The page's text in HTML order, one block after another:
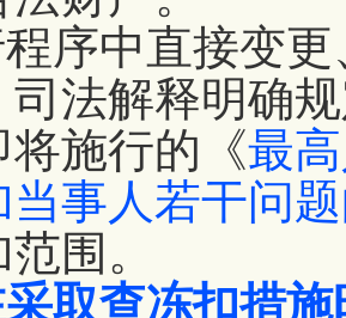
序中直接变
司法解释明确
施行的《最
当事人若干问
围。
取查冻扣措